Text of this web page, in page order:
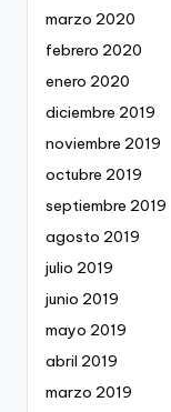
marzo 2020
febrero 2020
enero 2020
diciembre 2019
noviembre 2019
octubre 2019
septiembre 2019
agosto 2019
julio 2019
junio 2019
mayo 2019
abril 2019
marzo 2019